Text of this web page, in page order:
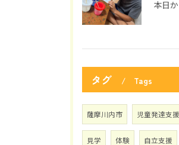
タグ Tags
薩摩川内市 児童発達支援
見学 体験 自立支援